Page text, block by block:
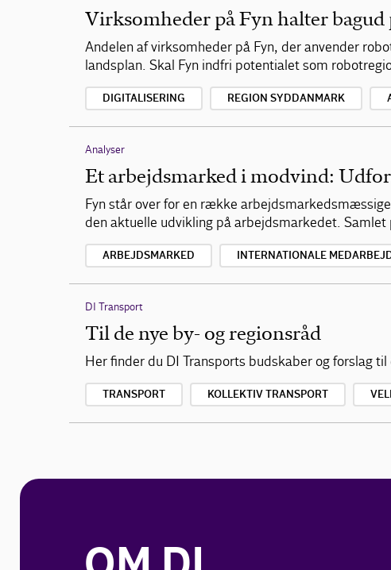
Virksomheder på Fyn halter
Andelen af virksomheder på Fyn, der anvender
landsplan. Skal Fyn indfri potentialet som
DIGITALISERING REGION SYDDANMARK
Analyser
Et arbejdsmarked i modvind:
Fyn står over for en række
den aktuelle udvikling på arbejdsmarkedet.
ARBEJDSMARKED INTERNATIONALE
DI Transport
Til de nye by- og regionsråd
Her finder du DI Transports budskaber og forslag
TRANSPORT KOLLEKTIV TRANSPORT